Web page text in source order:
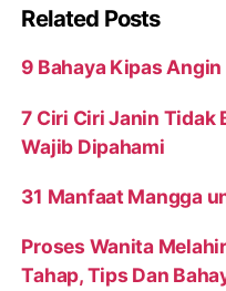
Related Posts
9 Bahaya Kipas
7 Ciri Ciri Janin Tidak
Wajib Dipahami
31 Manfaat Mangga
Proses Wanita
Tahap, Tips Dan